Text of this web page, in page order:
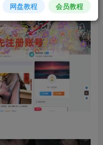
网盘教程 会员教程